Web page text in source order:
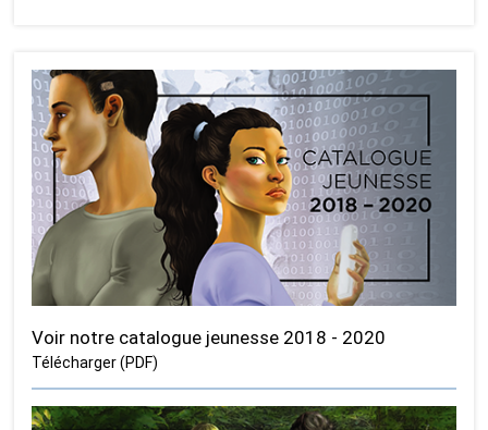
Voir notre catalogue jeunesse 2018 - 2020
Télécharger (PDF)